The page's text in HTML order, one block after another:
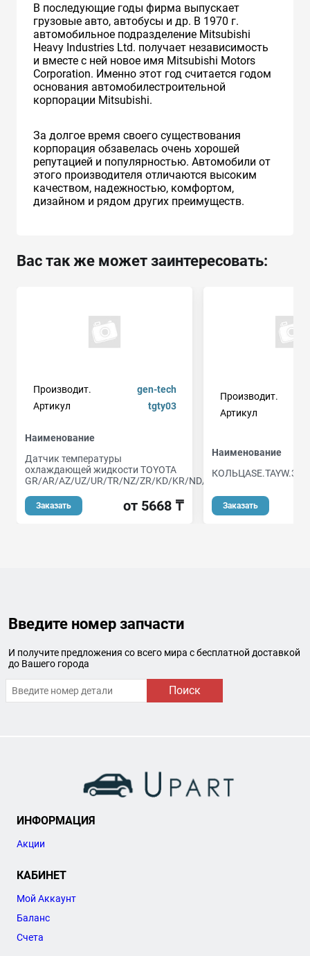
В последующие годы фирма выпускает
грузовые авто, автобусы и др. В 1970 г.
автомобильное подразделение Mitsubishi
Heavy Industries Ltd. получает независимость
и вместе с ней новое имя Mitsubishi Motors
Corporation. Именно этот год считается годом
основания автомобилестроительной
корпорации Mitsubishi.
За долгое время своего существования
корпорация обзавелась очень хорошей
репутацией и популярностью. Автомобили от
этого производителя отличаются высоким
качеством, надежностью, комфортом,
дизайном и рядом других преимуществ.
Вас так же может заинтересовать:
Производит.
gen-tech
Артикул
tgty03
Наименование
Датчик температуры
охлаждающей жидкости TOYOTA
GR/AR/AZ/UZ/UR/TR/NZ/ZR/KD/KR/ND/NR
Заказать от 5668 ₸
Производит.
Артикул
Наименование
Заказать
Введите номер запчасти
И получите предложения со всего мира с бесплатной доставкой
до Вашего города
Поиск
ИНФОРМАЦИЯ
Акции
КАБИНЕТ
Мой Аккаунт
Баланс
Счета